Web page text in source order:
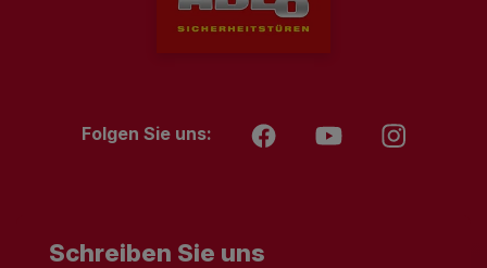
Folgen Sie uns:
Schreiben Sie uns